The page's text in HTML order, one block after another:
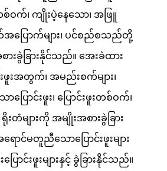
စ်ဝက်၊ ကျိုးပဲ့နေသော၊ အဖြူ
ပြောက်များ၊ ပင်စည်စသည်တို့
းခွဲခြားနိုင်သည်။ အေးခဲထား
းဖူးအတွက်၊ အမည်းစက်များ၊
ြောင်းဖူး၊ ပြောင်းဖူးတစ်ဝက်၊
းတံများကို အမျိုးအစားခွဲခြား
ာင်မတူညီသောပြောင်းဖူးများ
ောင်းဖူးများနှင့် ခွဲခြားနိုင်သည်။